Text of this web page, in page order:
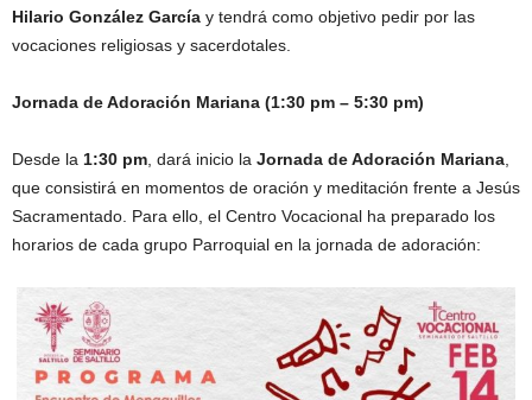
Hilario González García y tendrá como objetivo pedir por las
vocaciones religiosas y sacerdotales.
Jornada de Adoración Mariana (1:30 pm – 5:30 pm)
Desde la 1:30 pm , dará inicio la Jornada de Adoración Mariana
que consistirá en momentos de oración y meditación frente a Jesús
Sacramentado. Para ello, el Centro Vocacional ha preparado los
horarios de cada grupo Parroquial en la jornada de adoración: